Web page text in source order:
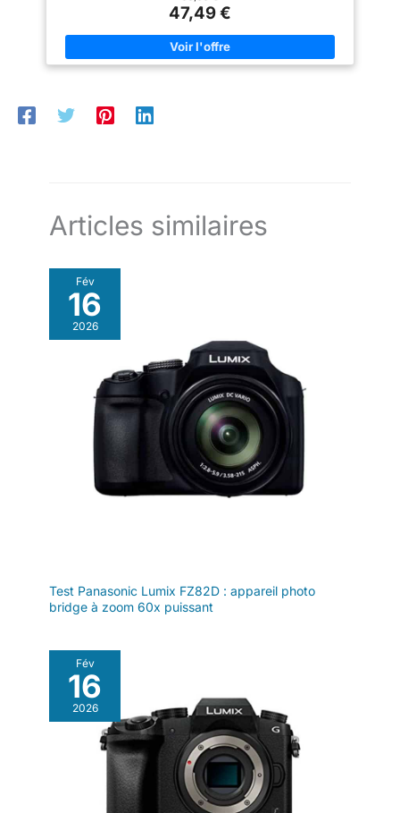
entièrement équipé : ce petit
portable est parfait pour les
documentation de votre vie.
facilement chaque événement
important. Appuyez uniquement
en moitié sur le déclencheur
pour une mise au point précise,
puis appuyez à nouveau pour
capturer l'image.
Contrairement aux modèles standards, notre caméra est
équipée de la technologie anti-secousse pour garantir des
clichés stables et nets en toutes circonstances. 【20 FILTRES
CRÉATIFS ET LUMIÈRE FLASH】Libérez l'artiste qui est en
vous avec 20 filtres intégrés. La lumière d'appoint permet de
de webcam haute performance. Connectez-le à votre
ordinateur via USB pour vos appels vidéo ou vos lives
47,49 €
Articles similaires
Fév
16
2026
Test Panasonic Lumix FZ82D : appareil photo
bridge à zoom 60x puissant
Fév
16
2026